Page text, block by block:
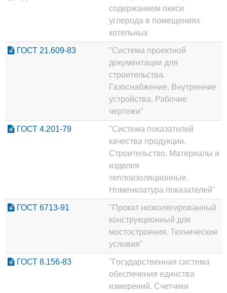
содержанием окиси
углерода в помещениях
котельных
ГОСТ 21.609-83
"Система проектной
документации для
строительства.
Газоснабжение. Внутренние
устройства. Рабочие
чертежи"
ГОСТ 4.201-79
"Система показателей
качества продукции.
Строительство. Материалы и
изделия
теплоизоляционные.
Номенклатура показателей"
ГОСТ 6713-91
"Прокат низколегированный
конструкционный для
мостостроения. Технические
условия"
ГОСТ 8.156-83
"Государственная система
обеспечения единства
измерений. Счетчики